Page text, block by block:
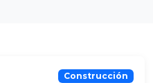
Construcción